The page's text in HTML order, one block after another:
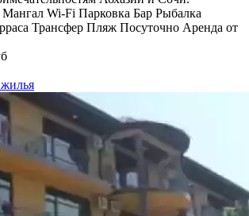
Мангал Wi-Fi Парковка Бар Рыбалка
Трансфер Пляж Посуточно Аренда от